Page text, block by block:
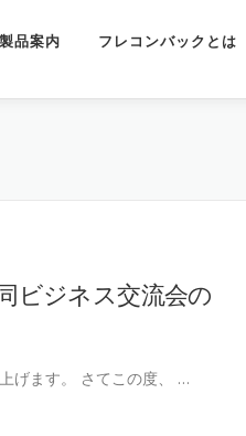
製品案内 フレコンバックとは
ビジネス交流会の
げます。 さてこの度、 …